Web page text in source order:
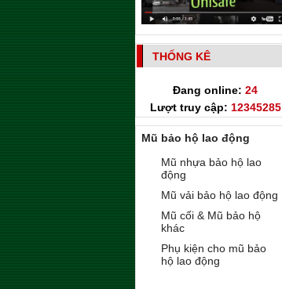
THỐNG KÊ
Đang online: 24
Lượt truy cập: 12345285
Mũ bảo hộ lao động
Mũ nhựa bảo hộ lao
động
Mũ vải bảo hộ lao động
Mũ cối & Mũ bảo hộ
khác
Phụ kiện cho mũ bảo
hộ lao động